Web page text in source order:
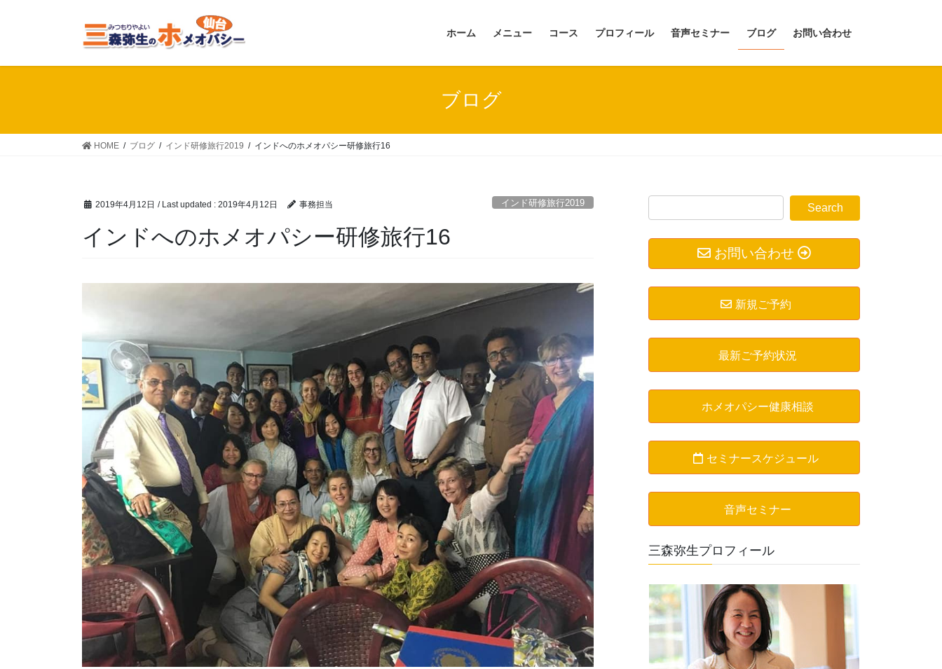
ホーム メニュー コース プロフィール 音声セミナー ブログ お問い合わせ
ブログ
HOME ブログ インド研修旅行2019 インドへのホメオパシー研修旅行16
2019年4月12日 / Last updated : 2019年4月12日 事務担当 インド研修旅行2019
インドへのホメオパシー研修旅行16
お問い合わせ
新規ご予約
最新ご予約状況
ホメオパシー健康相談
セミナースケジュール
音声セミナー
三森弥生プロフィール